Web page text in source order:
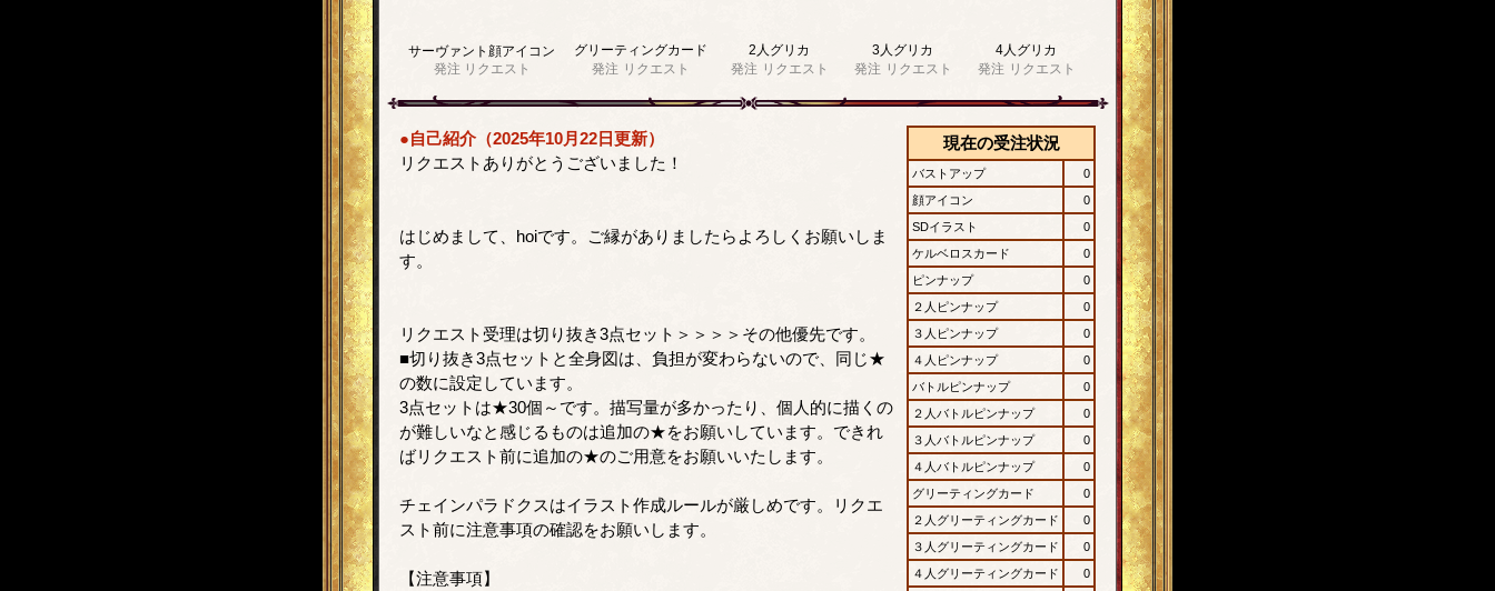
サーヴァント顔アイコン
発注 リクエスト
グリーティングカード
発注 リクエスト
2人グリカ
発注 リクエスト
3人グリカ
発注 リクエスト
4人グリカ
発注 リクエスト
現在の受注状況
バストアップ
0
顔アイコン
0
SDイラスト
0
ケルベロスカード
0
ピンナップ
0
２人ピンナップ
0
３人ピンナップ
0
４人ピンナップ
0
バトルピンナップ
0
２人バトルピンナップ
0
３人バトルピンナップ
0
４人バトルピンナップ
0
グリーティングカード
0
２人グリーティングカード
0
３人グリーティングカード
0
４人グリーティングカード
0
●自己紹介（2025年10月22日更新）
リクエストありがとうございました！
はじめまして、hoiです。ご縁がありましたらよろしくお願いしま
す。
リクエスト受理は切り抜き3点セット＞＞＞＞その他優先です。
■切り抜き3点セットと全身図は、負担が変わらないので、同じ★
の数に設定しています。
3点セットは★30個～です。描写量が多かったり、個人的に描くの
が難しいなと感じるものは追加の★をお願いしています。できれ
ばリクエスト前に追加の★のご用意をお願いいたします。
チェインパラドクスはイラスト作成ルールが厳しめです。リクエ
スト前に注意事項の確認をお願いします。
【注意事項】